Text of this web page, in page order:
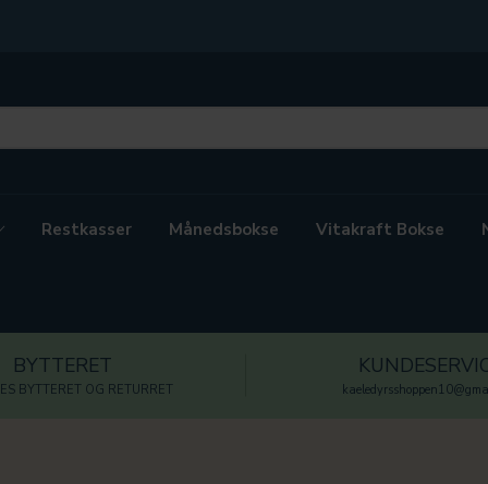
Restkasser Månedsbokse Vitakraft Bokse
BYTTERET
BYTTERET OG RETURRET